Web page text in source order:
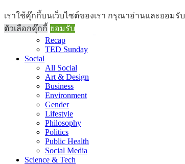
Brief
All Brief
Goods Morning
Recap
TED Sunday
Social
All Social
Art & Design
Business
Environment
Gender
Lifestyle
Philosophy
Politics
Public Health
Social Media
Science & Tech
เราใช้คุ๊กกี้บนเว็บไซต์ของเรา กรุณาอ่านและยอมรับ
ตัวเลือกคุ๊กกี้ ยอมรับ